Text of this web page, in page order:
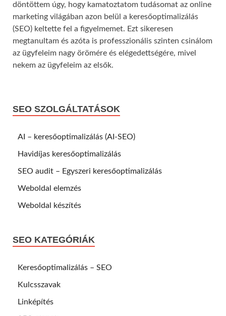
döntöttem úgy, hogy kamatoztatom tudásomat az online
marketing világában azon belül a keresőoptimalizálás
(SEO) keltette fel a figyelmemet. Ezt sikeresen
megtanultam és azóta is professzionális szinten csinálom
az ügyfeleim nagy örömére és elégedettségére, mivel
nekem az ügyfeleim az elsők.
SEO SZOLGÁLTATÁSOK
AI – keresőoptimalizálás (AI-SEO)
Havidíjas keresőoptimalizálás
SEO audit – Egyszeri keresőoptimalizálás
Weboldal elemzés
Weboldal készítés
SEO KATEGÓRIÁK
Keresőoptimalizálás – SEO
Kulcsszavak
Linképítés